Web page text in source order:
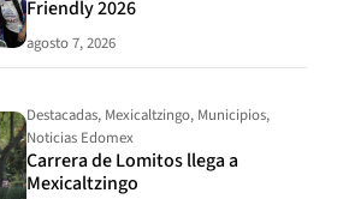
Friendly 2026
agosto 7, 2026
Destacadas, Mexicaltzingo, Municipios,
Noticias Edomex
Carrera de Lomitos llega a
Mexicaltzingo